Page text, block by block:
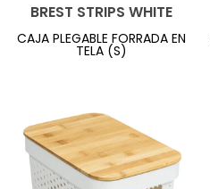
BREST STRIPS WHITE
CAJA PLEGABLE FORRADA EN
TELA (S)